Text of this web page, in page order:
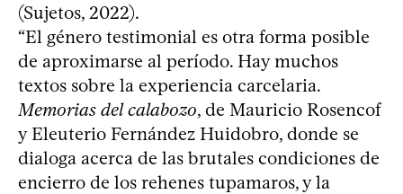
(Sujetos, 2022).
“El género testimonial es otra forma posible
de aproximarse al período. Hay muchos
textos sobre la experiencia carcelaria.
Memorias del calabozo, de Mauricio Rosencof
y Eleuterio Fernández Huidobro, donde se
dialoga acerca de las brutales condiciones de
encierro de los rehenes tupamaros, y la